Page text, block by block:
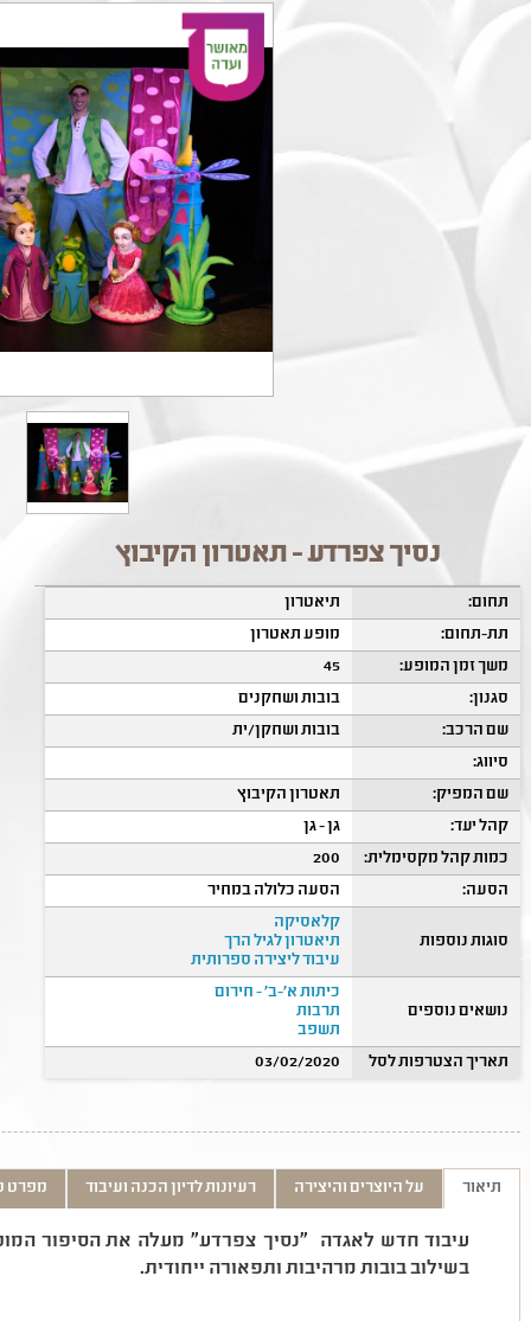
נסיך צפרדע - תאטרון הקיבוץ
תחום:
תיאטרון
תת-תחום:
מופע תאטרון
משך זמן המופע:
45
סגנון:
בובות ושחקנים
שם הרכב:
בובות ושחקן/ית
סיווג:
שם המפיק:
תאטרון הקיבוץ
קהל יעד:
גן - גן
כמות קהל מקסימלית:
200
הסעה:
הסעה כלולה במחיר
סוגות נוספות
קלאסיקה
תיאטרון לגיל הרך
עיבוד ליצירה ספרותית
נושאים נוספים
כיתות א'-ב' - חירום
תרבות
תשפב
תאריך הצטרפות לסל
03/02/2020
תיאור על היוצרים והיצירה רעיונות לדיון הכנה ועיבוד מפרט
עיבוד חדש לאגדה "נסיך צפרדע" מעלה את הסיפור
בשילוב בובות מרהיבות ותפאורה ייחודית.